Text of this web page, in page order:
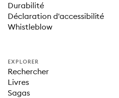
Durabilité
Déclaration d'accessibilité
Whistleblow
EXPLORER
Rechercher
Livres
Sagas